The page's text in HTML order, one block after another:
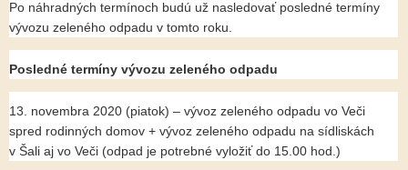
Po náhradných termínoch budú už nasledovať posledné termíny
vývozu zeleného odpadu v tomto roku.
Posledné termíny vývozu zeleného odpadu
13. novembra 2020 (piatok) – vývoz zeleného odpadu vo Veči
spred rodinných domov + vývoz zeleného odpadu na sídliskách
v Šali aj vo Veči (odpad je potrebné vyložiť do 15.00 hod.)